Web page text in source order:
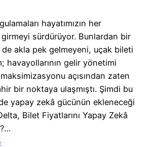
hayatımızın her
girmeyi sürdürüyor. Bunlardan bir
akla pek gelmeyeni, uçak bileti
havayollarının gelir yönetimi
açısından zaten
bir noktaya ulaşmıştı. Şimdi bu
yapay zekâ gücünün ekleneceği
Bilet Fiyatlarını Yapay Zekâ